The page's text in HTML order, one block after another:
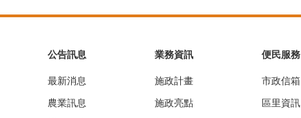
公告訊息
最新消息
農業訊息
業務資訊
施政計畫
施政亮點
便民服務
市政信箱
區里資訊